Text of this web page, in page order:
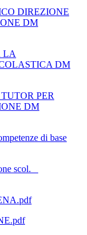
DIREZIONE
DM
LA
DM
PER
DM
di base
scol. _